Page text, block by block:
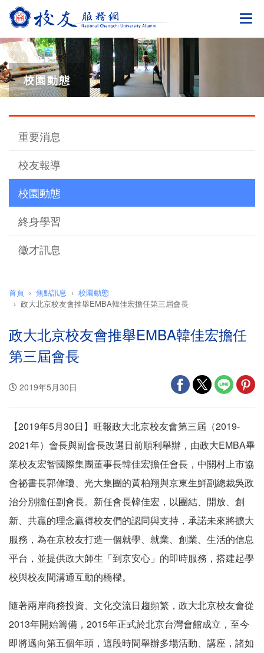
切
校園動態
重要消息
校友報導
校園動態
終身學習
徵才訊息
首頁 焦點訊息
校園動態
政大北京校友會推舉EMBA韓佳宏擔任第三屆會長
政大北京校友會推舉EMBA韓佳宏擔任
第三屆會長
2019年5月30日
【2019年5月30日】旺報政大北京校友會第三屆（2019-
2021年）會長與副會長改選日前順利舉辦，由政大EMBA畢
業校友宏智國際集團董事長韓佳宏擔任會長，中關村上市協
會祕書長郭偉瓊、光大集團的黃柏翔與京東生鮮副總裁吳政
治分別擔任副會長。新任會長韓佳宏，以團結、開放、創
新、共贏的理念贏得校友們的認同與支持，承諾未來將擴大
服務，為在京校友打造一個就學、就業、創業、生活的信息
平台，並提供政大師生「到京安心」的即時服務，搭建起學
校與校友間溝通互動的橋樑。
隨著兩岸商務投資、文化交流日趨頻繁，政大北京校友會從
2013年開始籌備，2015年正式於北京台灣會館成立，至今
即將邁向第五個年頭，這段時間舉辦多場活動、講座，諸如